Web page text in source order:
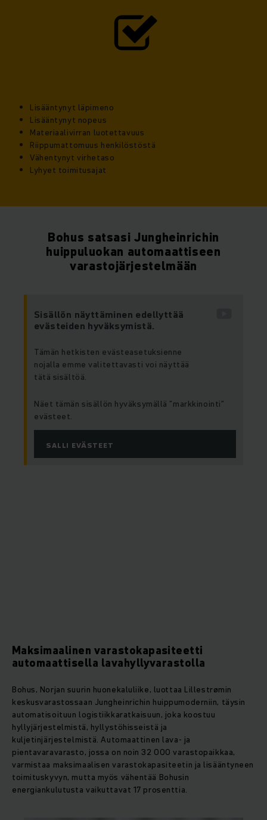
Lisääntynyt läpimeno
Lisääntynyt nopeus
Materiaalivirran luotettavuus
Riippumattomuus henkilöstöstä
Vähentynyt virhetaso
Lyhyet toimitusajat
Bohus satsasi Jungheinrichin
huippuluokan automaattiseen
varastojärjestelmään
Sisällön näyttäminen edellyttää
evästeiden hyväksymistä.
Tämän hetkisten evästeasetuksienne
nojalla emme valitettavasti voi näyttää
tätä sisältöä.
Näet tämän sisällön hyväksymällä ”markkinointi”
evästeet.
SALLI EVÄSTEET
Maksimaalinen varastokapasiteetti
automaattisella lavahyllyvarastolla
Bohus, Norjan suurin huonekaluliike, luottaa Lillestrømin
keskusvarastossaan Jungheinrichin huippumoderniin, täysin
automatisoituun logistiikkaratkaisuun, joka koostuu
hyllyjärjestelmistä, hyllystöhisseistä ja
kuljetinjärjestelmistä. Automaattinen lava- ja
pientavaravarasto, jossa on noin 32 000 varastopaikkaa,
varmistaa maksimaalisen varastokapasiteetin ja lisääntyneen
toimituskyvyn, mutta myös vähentää Bohusin
energiankulutusta vaikuttavat 17 prosenttia.